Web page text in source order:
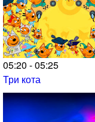
05:20 - 05:25
Три кота